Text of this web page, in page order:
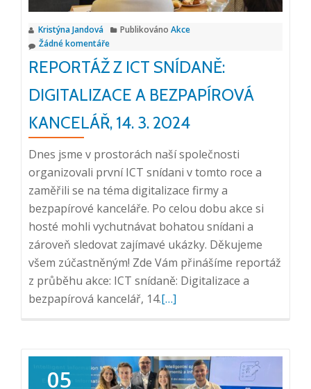
Conference
2024
Kristýna Jandová Publikováno Akce
Žádné komentáře
REPORTÁŽ Z ICT SNÍDANĚ:
DIGITALIZACE A BEZPAPÍROVÁ
KANCELÁŘ, 14. 3. 2024
Dnes jsme v prostorách naší společnosti
organizovali první ICT snídani v tomto roce a
zaměřili se na téma digitalizace firmy a
bezpapírové kanceláře. Po celou dobu akce si
hosté mohli vychutnávat bohatou snídani a
zároveň sledovat zajímavé ukázky. Děkujeme
všem zúčastněným! Zde Vám přinášíme reportáž
z průběhu akce: ICT snídaně: Digitalizace a
bezpapírová kancelář, 14.Přečtěte
Reportáž
[…]
05